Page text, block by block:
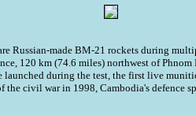
Russian-made BM-21 rockets during
120 km (74.6 miles) northwest of Phnom
launched during the test, the first live
the civil war in 1998, Cambodia's defence